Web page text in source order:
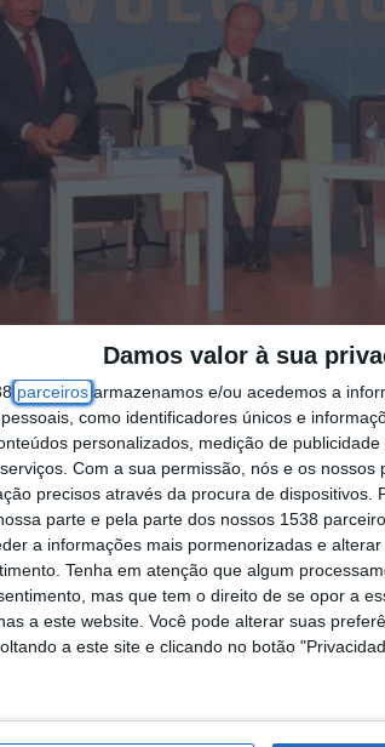
Damos valor à sua
parceiros armazenamos e/ou acedemos a
como identificadores únicos e
personalizados, medição de
Com a sua permissão, nós e os
precisos através da procura de dispositivos.
parte e pela parte dos nossos 1538
a informações mais pormenorizadas e
Tenha em atenção que algum
mas que tem o direito de se opor a
a este website. Você pode alterar suas
a este site e clicando no botão
garantiu o Secretário de
que marcaram presença na
8 e 9 de outubro no IVV em
o território português
o estadista esta é a
tem um dos seus ex-libris
relembrando a participação
uma rota de exportação da